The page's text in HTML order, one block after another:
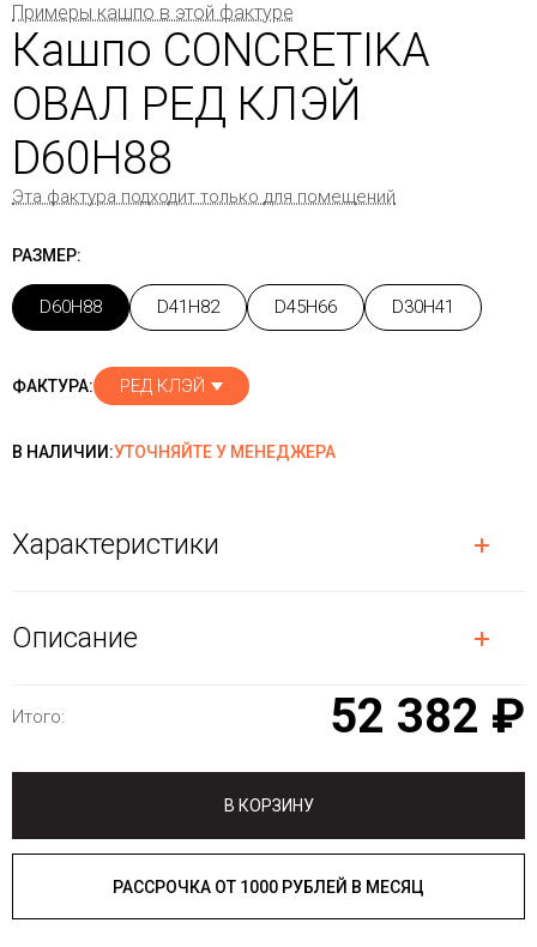
Примеры кашпо в этой фактуре
Кашпо CONCRETIKA
ОВАЛ РЕД КЛЭЙ
D60H88
Эта фактура подходит только для помещений
РАЗМЕР:
D60H88 D41H82 D45H66 D30H41
ФАКТУРА: РЕД КЛЭЙ
В НАЛИЧИИ:УТОЧНЯЙТЕ У МЕНЕДЖЕРА
Характеристики
Описание
Итого: 52 382 ₽
В КОРЗИНУ
РАССРОЧКА ОТ 1000 РУБЛЕЙ В МЕСЯЦ